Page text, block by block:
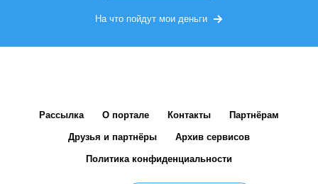
На что пойдут мои деньги
Рассылка О портале Контакты Партнёрам
Друзья и партнёры Архив сервисов
Политика конфиденциальности